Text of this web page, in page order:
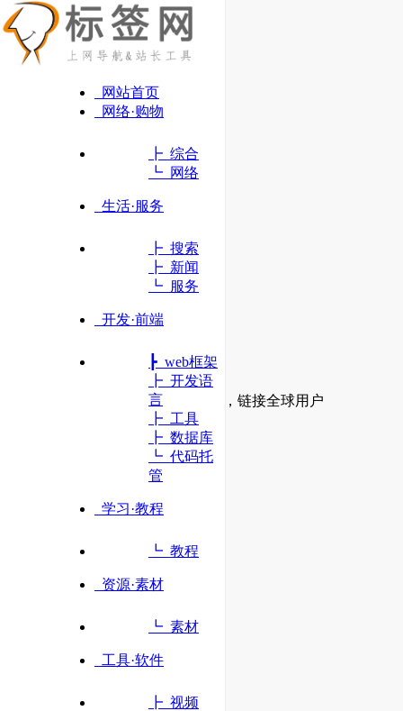
网站首页
网络·购物
┣ 综合
┗ 网络
生活·服务
┣ 搜索
┣ 新闻
┗ 服务
开发·前端
┣ web框架
┣ 开发语
言
┣ 工具
┣ 数据库
┗ 代码托
管
学习·教程
┗ 教程
资源·素材
┗ 素材
工具·软件
┣ 视频
国际网络优化，随行一带一路，链接全球用户